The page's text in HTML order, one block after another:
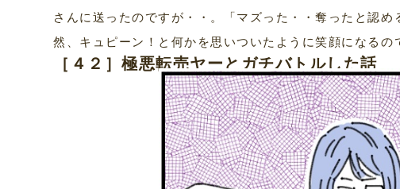
さんに送ったのですが・・。「マズった・・奪ったと認
然、キュピーン！と何かを思いついたように笑顔になるの
［４２］極悪転売ヤーとガチバトルした話